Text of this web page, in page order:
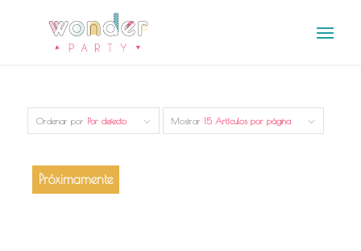
Ordenar por Por defecto Mostrar 15 Artículos por página
Próximamente